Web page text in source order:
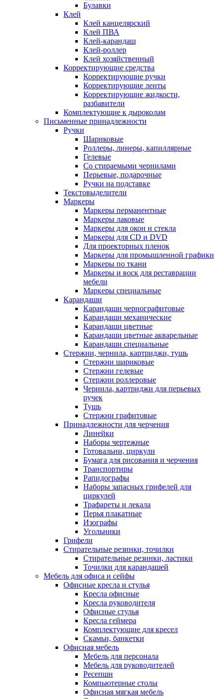
Булавки
Клей
Клей канцелярский
Клей ПВА
Клей-карандаш
Клей-роллер
Клей хозяйственный
Корректирующие средства
Корректирующие ручки
Корректирующие ленты
Корректирующие жидкости,
разбавители
Комплектующие к дыроколам
Письменные принадлежности
Ручки
Шариковые
Роллеры, линеры, капиллярные
Гелевые
Со стираемыми чернилами
Перьевые, подарочные
Ручки на подставке
Текстовыделители
Маркеры
Маркеры перманентные
Маркеры лаковые
Маркеры для окон и стекла
Маркеры для CD и DVD
Для проекторных пленок
Маркеры для промышленной графики
Маркеры по ткани
Маркеры и воск для реставрации
мебели
Маркеры специальные
Карандаши
Карандаши чернографитовые
Карандаши механические
Карандаши цветные
Карандаши цветные акварельные
Карандаши специальные
Стержни, чернила, картриджи, тушь
Стержни шариковые
Стержни гелевые
Стержни роллеровые
Чернила, картриджи для перьевых
ручек
Тушь
Стержни графитовые
Принадлежности для черчения
Линейки
Наборы чертежные
Готовальни, циркули
Бумага для рисования и черчения
Транспортиры
Рапидографы
Наборы запасных грифелей для
циркулей
Трафареты и лекала
Перья плакатные
Изографы
Угольники
Грифели
Стирательные резинки, точилки
Стирательные резинки, ластики
Точилки для карандашей
Мебель для офиса и сейфы
Офисные кресла и стулья
Кресла офисные
Кресла руководителя
Офисные стулья
Кресла геймера
Комплектующие для кресел
Скамьи, банкетки
Офисная мебель
Мебель для персонала
Мебель для руководителей
Ресепшн
Компьютерные столы
Офисная мягкая мебель